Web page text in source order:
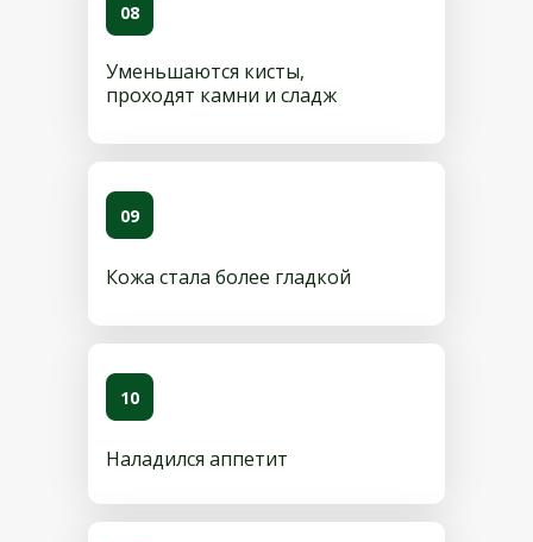
Уменьшаются кисты,
проходят камни и сладж
08
Кожа стала более гладкой
09
Наладился аппетит
10